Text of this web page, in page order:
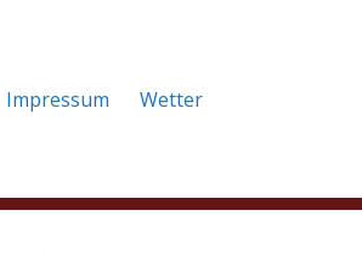
Impressum Wetter